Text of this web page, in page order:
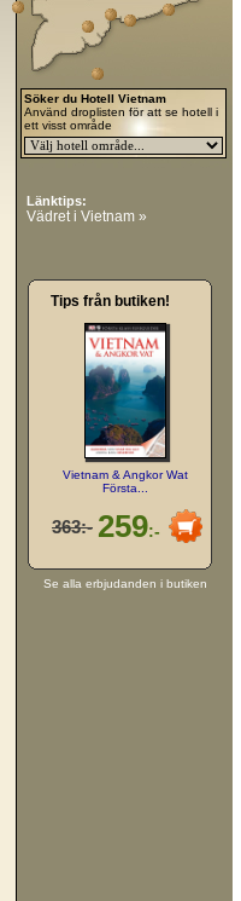
Söker du Hotell Vietnam
Använd droplisten för att se hotell i
ett visst område
Länktips:
Vädret i Vietnam »
Tips från butiken!
Vietnam & Angkor Wat
Första...
363:- 259:-
Se alla erbjudanden i butiken